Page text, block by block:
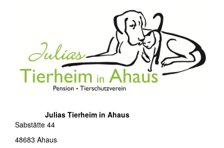
Julias Tierheim in Ahaus
Sabstätte 44
48683 Ahaus